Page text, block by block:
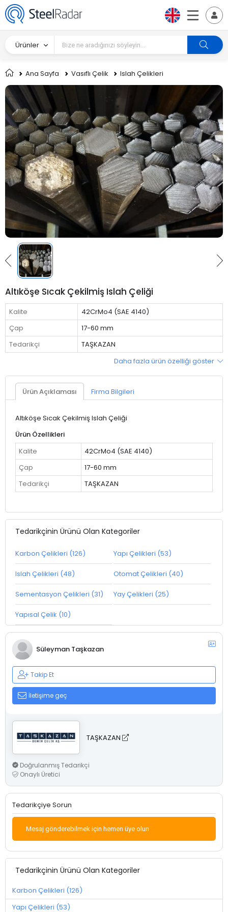
Ürünler
Ana Sayfa Vasıflı Çelik Islah Çelikleri
Altıköşe Sıcak Çekilmiş Islah Çeliği
Kalite
42CrMo4 (SAE 4140)
Çap
17-60 mm
Tedarikçi
TAŞKAZAN
Daha fazla ürün özelliği göster
Ürün Açıklaması Firma Bilgileri
Altıköşe Sıcak Çekilmiş Islah Çeliği
Ürün Özellikleri
Kalite
42CrMo4 (SAE 4140)
Çap
17-60 mm
Tedarikçi
TAŞKAZAN
Tedarikçinin Ürünü Olan Kategoriler
Karbon Çelikleri (126) Yapı Çelikleri (53)
Islah Çelikleri (48) Otomat Çelikleri (40)
Sementasyon Çelikleri (31) Yay Çelikleri (25)
Yapısal Çelik (10)
Süleyman Taşkazan
Takip Et
İletişime geç
TAŞKAZAN
Doğrulanmış Tedarikçi
Onaylı Üretici
Tedarikçiye Sorun
Mesaj gönderebilmek için hemen üye olun
Tedarikçinin Ürünü Olan Kategoriler
Karbon Çelikleri (126)
Yapı Çelikleri (53)